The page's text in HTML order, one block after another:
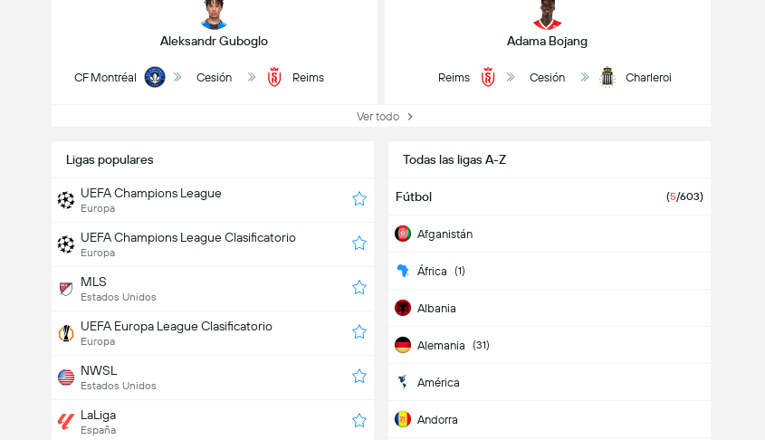
Aleksandr Guboglo
CF Montréal Cesión Reims
Adama Bojang
Reims Cesión Charleroi
Ver todo
Ligas populares
UEFA Champions League
Europa
UEFA Champions League Clasificatorio
Europa
MLS
Estados Unidos
UEFA Europa League Clasificatorio
Europa
NWSL
Estados Unidos
LaLiga
España
Todas las ligas A-Z
Fútbol (5/603)
Afganistán
África (1)
Albania
Alemania (31)
América
Andorra